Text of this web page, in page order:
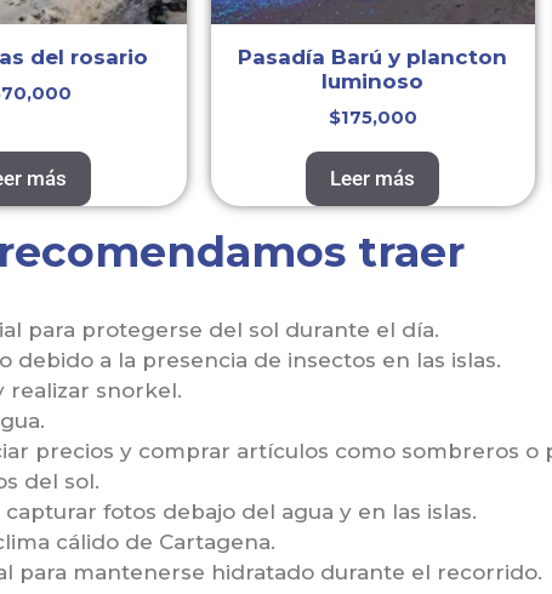
del rosario
más
Pasadía Barú y plancton
luminoso
$175,000
Leer más
traer
para protegerse del sol durante el día.
debido a la presencia de insectos en las islas.
realizar snorkel.
precios y comprar artículos como sombreros o
del sol.
capturar fotos debajo del agua y en las islas.
cálido de Cartagena.
para mantenerse hidratado durante el recorrido.